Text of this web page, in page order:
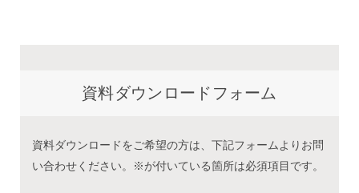
資料ダウンロードフォーム
資料ダウンロードをご希望の方は、下記フォームよりお問
い合わせください。※が付いている箇所は必須項目です。